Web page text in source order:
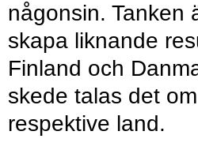
någonsin. Tanken
skapa liknande
Finland och
skede talas det
respektive land.